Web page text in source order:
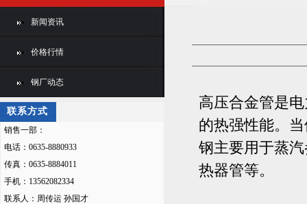
新闻资讯
价格行情
钢厂动态
联系方式
销售一部：
电话：0635-8880933
传真：0635-8884011
手机：13562082334
联系人：周传运 孙国才
高压合金管是
的热强性能。
钢主要用于蒸
热器管等。